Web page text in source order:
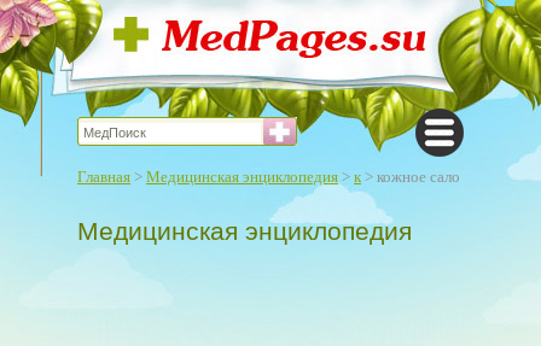
Главная > Медицинская энциклопедия > к> кожное сало
Медицинская энциклопедия